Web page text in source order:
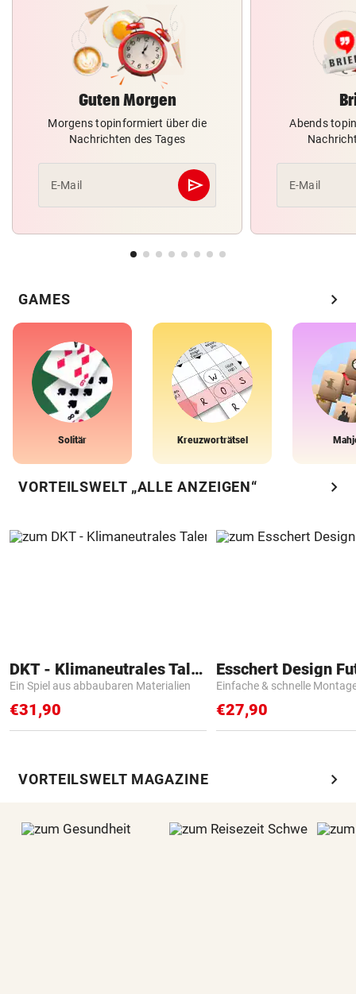
Guten Morgen
Morgens topinformiert über die
Nachrichten des Tages
E-Mail send
Abschicken
Abends
E-Mail
GAMES chevron_right
Solitär Kreuzworträtsel
VORTEILSWELT „ALLE ANZEIGEN“ chevron_right
DKT - Klimaneutrales Talent
Ein Spiel aus abbaubaren Materialien
€31,90
Einfache & schnelle
€27,90
VORTEILSWELT MAGAZINE chevron_right